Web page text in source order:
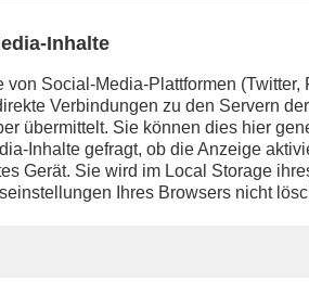
Inhalte
von Social-Media-Plattformen
Verbindungen zu den Servern
übermittelt. Sie können dies hier
Inhalte gefragt, ob die Anzeige
Gerät. Sie wird im Local Storage
Ihres Browsers nicht